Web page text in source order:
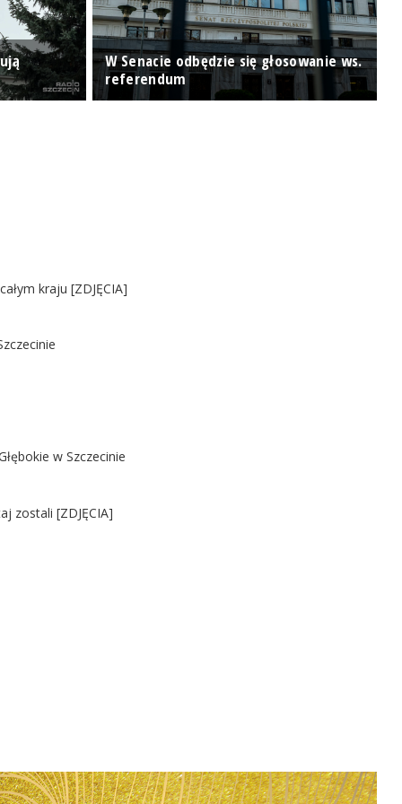
W Senacie odbędzie się głosowanie ws.
referendum
kraju [ZDJĘCIA]
w Szczecinie
zostali [ZDJĘCIA]